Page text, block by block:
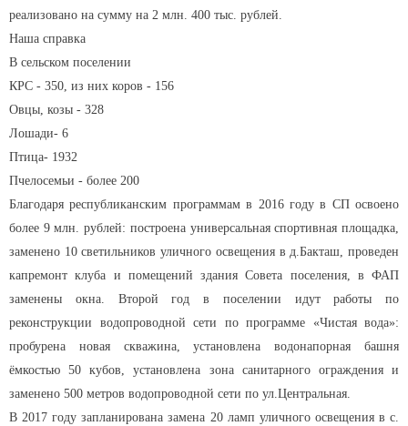
реализовано на сумму на 2 млн. 400 тыс. рублей.
Наша справка
В сельском поселении
КРС - 350, из них коров - 156
Овцы, козы - 328
Лошади- 6
Птица- 1932
Пчелосемьи - более 200
Благодаря республиканским программам в 2016 году в СП освоено
более 9 млн. рублей: построена универсальная спортивная площадка,
заменено 10 светильников уличного освещения в д.Бакташ, проведен
капремонт клуба и помещений здания Совета поселения, в ФАП
заменены окна. Второй год в поселении идут работы по
реконструкции водопроводной сети по программе «Чистая вода»:
пробурена новая скважина, установлена водонапорная башня
ёмкостью 50 кубов, установлена зона санитарного ограждения и
заменено 500 метров водопроводной сети по ул.Центральная.
В 2017 году запланирована замена 20 ламп уличного освещения в с.